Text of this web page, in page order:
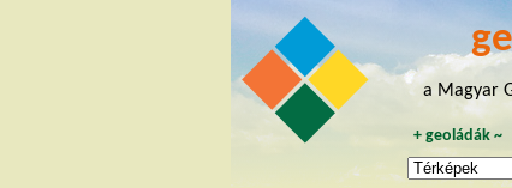
a Magyar
+geoládák ~